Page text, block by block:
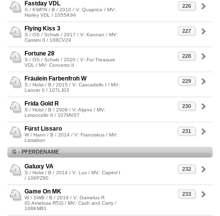
226
Fastday VDL
S / KWPN / B / 2010 / V: Quaprice / MV:
Harley VDL / 105SK94
227
Flying Kiss 3
S / OS / Schwb / 2017 / V: Kannan / MV:
Cassini II / 108CV29
228
Fortune 28
S / OS / Schwb / 2020 / V: For Treasure
VDL / MV: Concerto II
229
Fräulein Farbenfroh W
S / Holst / B / 2015 / V: Cascadello I / MV:
Lancer II / 107LJ03
230
Frida Gold R
S / Holst / B / 2009 / V: Aljano / MV:
Limoncello II / 107MV07
231
Fürst Lissaro
W / Hann / B / 2014 / V: Franziskus / MV:
Lissabon
G - PFERDENAME
232
Galuxy VA
S / Holst / B / 2014 / V: Lux / MV: Capitol I
/ 106PZ90
233
Game On MK
W / SWB / B / 2018 / V: Gamelus R
(G.Amelusa R53) / MV: Cash and Carry /
108KM81